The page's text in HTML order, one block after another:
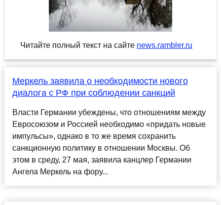
Читайте полный текст на сайте news.rambler.ru
Меркель заявила о необходимости нового
диалога с РФ при соблюдении санкций
Власти Германии убеждены, что отношениям между
Евросоюзом и Россией необходимо «придать новые
импульсы», однако в то же время сохранить
санкционную политику в отношении Москвы. Об
этом в среду, 27 мая, заявила канцлер Германии
Ангела Меркель на фору...